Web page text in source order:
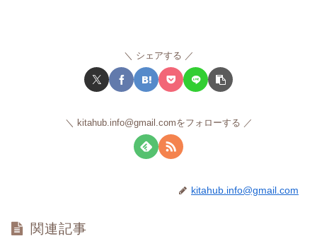
シェアする
kitahub.info@gmail.comをフォローする
kitahub.info@gmail.com
関連記事